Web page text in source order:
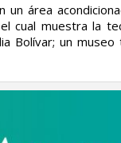
área
cual muestra la
Bolívar; un museo